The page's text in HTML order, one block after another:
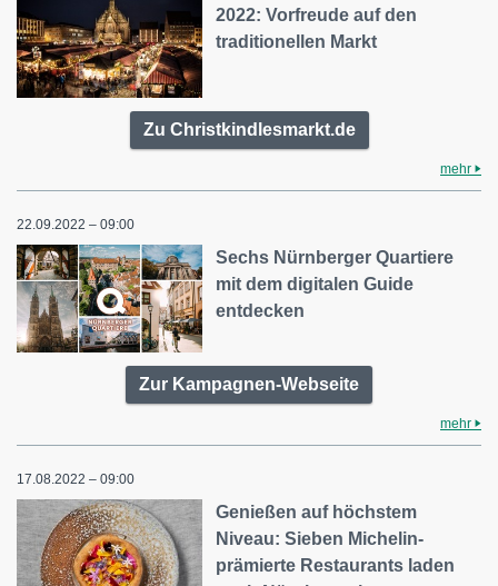
2022: Vorfreude auf den
traditionellen Markt
Zu Christkindlesmarkt.de
mehr
22.09.2022 – 09:00
Sechs Nürnberger Quartiere
mit dem digitalen Guide
entdecken
Zur Kampagnen-Webseite
mehr
17.08.2022 – 09:00
Genießen auf höchstem
Niveau: Sieben Michelin-
prämierte Restaurants laden